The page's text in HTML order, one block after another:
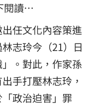
閱讀…
任文化內容策進
林志玲今（21）日
。對此，作家孫
手打壓林志玲，
政治迫害」罪